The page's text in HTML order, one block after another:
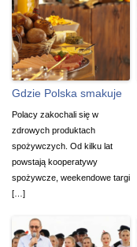
Gdzie Polska smakuje
Polacy zakochali się w
zdrowych produktach
spożywczych. Od kilku lat
powstają kooperatywy
spożywcze, weekendowe targi
[…]